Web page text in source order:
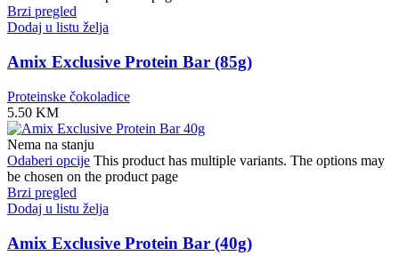
Brzi pregled
Dodaj u listu želja
Amix Exclusive Protein Bar (85g)
Proteinske čokoladice
5.50 KM
Nema na stanju
Odaberi opcije This product has multiple variants. The options may
be chosen on the product page
Brzi pregled
Dodaj u listu želja
Amix Exclusive Protein Bar (40g)